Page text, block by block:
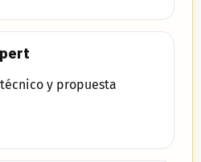
y propuesta